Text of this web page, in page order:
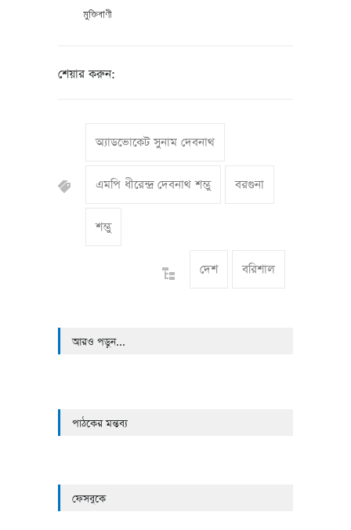
মুক্তিবাণী
শেয়ার করুন:
অ্যাডভোকেট সুনাম দেবনাথ
এমপি ধীরেন্দ্র দেবনাথ শম্ভু বরগুনা
শম্ভু
দেশ বরিশাল
আরও পড়ুন...
পাঠকের মন্তব্য
ফেসবুকে